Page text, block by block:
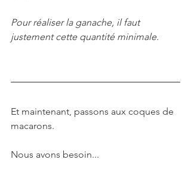
Pour réaliser la ganache, il faut
justement cette quantité minimale.
Et maintenant, passons aux coques de
macarons.
Nous avons besoin...